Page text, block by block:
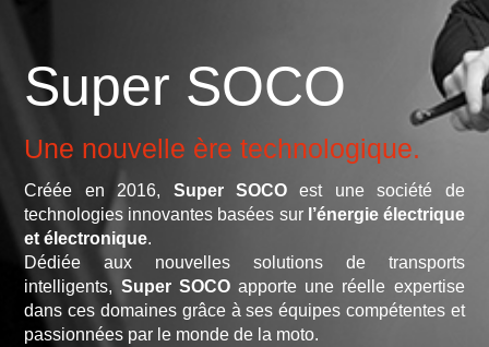
Super SOCO
Une nouvelle ère technologique.
Créée en 2016, Super SOCO est une société de
technologies innovantes basées sur l’énergie électrique
et électronique.
Dédiée aux nouvelles solutions de transports
intelligents, Super SOCOapporte une réelle expertise
dans ces domaines grâce à ses équipes compétentes et
passionnées par le monde de la moto.